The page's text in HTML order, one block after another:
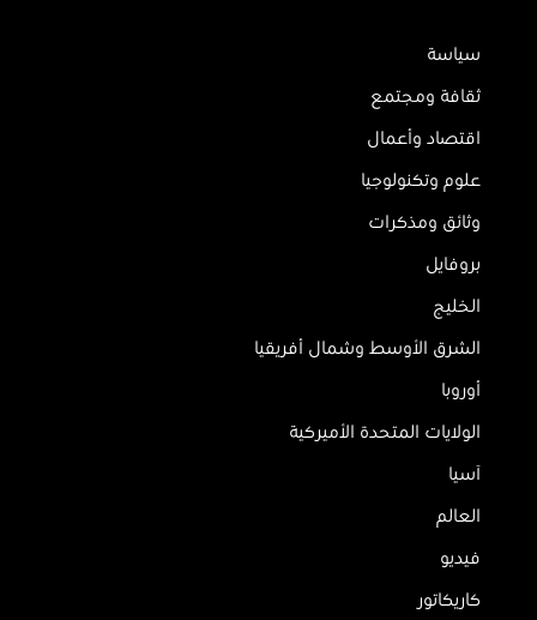
سياسة
ثقافة ومجتمع
اقتصاد وأعمال
علوم وتكنولوجيا
وثائق ومذكرات
بروفايل
الخليج
الشرق الأوسط وشمال أفريقيا
أوروبا
الولايات المتحدة الأميركية
آسيا
العالم
فيديو
كاريكاتور